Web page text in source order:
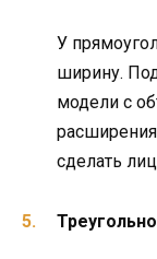
У
ширину.
модели с
сделать